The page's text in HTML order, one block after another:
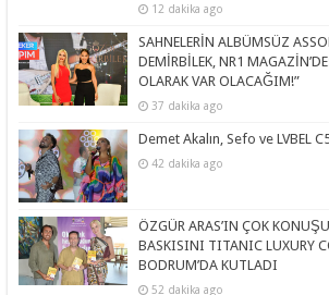
12 dakika ago
SAHNELERİN ALBÜMSÜZ
DEMİRBİLEK, NR1
OLARAK VAR OLACAĞIM!”
37 dakika ago
Demet Akalın, Sefo ve LVBEL
42 dakika ago
ÖZGÜR ARAS’IN ÇOK
BASKISINI TITANIC LUXURY
BODRUM’DA KUTLADI
52 dakika ago